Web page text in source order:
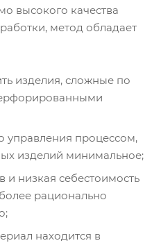
высокого качества
метод обладает
изделия, сложные по
управления процессом,
изделий минимальное;
низкая себестоимость
рационально
находится в